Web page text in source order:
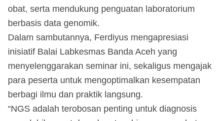
obat, serta mendukung penguatan laboratorium
berbasis data genomik.
Dalam sambutannya, Ferdiyus mengapresiasi
inisiatif Balai Labkesmas Banda Aceh yang
menyelenggarakan seminar ini, sekaligus mengajak
para peserta untuk mengoptimalkan kesempatan
berbagi ilmu dan praktik langsung.
“NGS adalah terobosan penting untuk diagnosis